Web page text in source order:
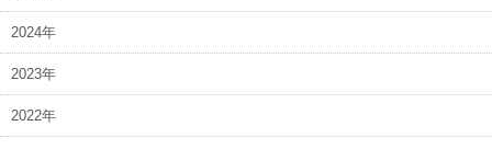
2024年
2023年
2022年